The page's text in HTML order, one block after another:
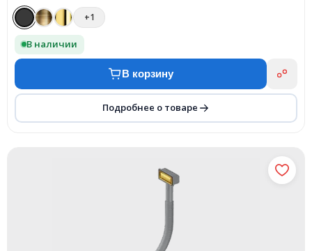
+1
В наличии
В корзину
Подробнее о товаре